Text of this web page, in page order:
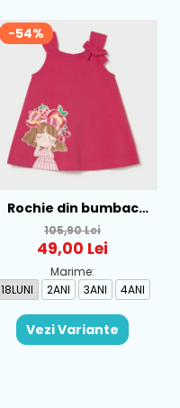
-54%
Rochie din bumbac
pentru fete Mayoral,
Rosu - 1930-069
105,90 Lei
49,00 Lei
Marime:
18LUNI
2ANI 3ANI 4ANI
Vezi Variante